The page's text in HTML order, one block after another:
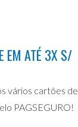
EM ATÉ 3X S/
vários cartões de
PAGSEGURO!